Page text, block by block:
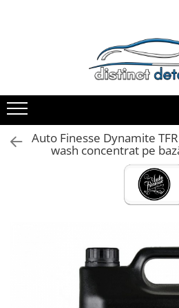
Unelte Tornador®
Piese de Schimb Tornador®
Maşini de Polishat
Talere şi Piese de Schimb
Jante şi Anvelope
Compartiment Motor
Auto Finesse Dynamite
wash concentrat pe